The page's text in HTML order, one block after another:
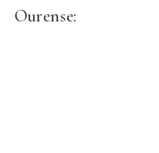
Ourense: